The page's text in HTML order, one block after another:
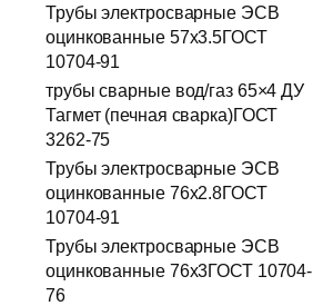
Трубы электросварные ЭСВ
оцинкованные 57х3.5ГОСТ
10704-91
трубы сварные вод/газ 65×4 ДУ
Тагмет (печная сварка)ГОСТ
3262-75
Трубы электросварные ЭСВ
оцинкованные 76х2.8ГОСТ
10704-91
Трубы электросварные ЭСВ
оцинкованные 76х3ГОСТ 10704-
76